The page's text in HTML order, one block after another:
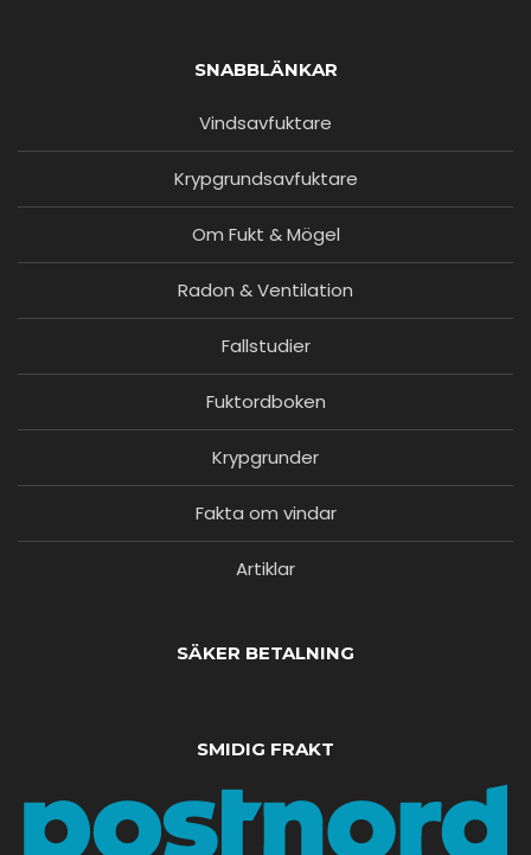
SNABBLÄNKAR
Vindsavfuktare
Krypgrundsavfuktare
Om Fukt & Mögel
Radon & Ventilation
Fallstudier
Fuktordboken
Krypgrunder
Fakta om vindar
Artiklar
SÄKER BETALNING
SMIDIG FRAKT